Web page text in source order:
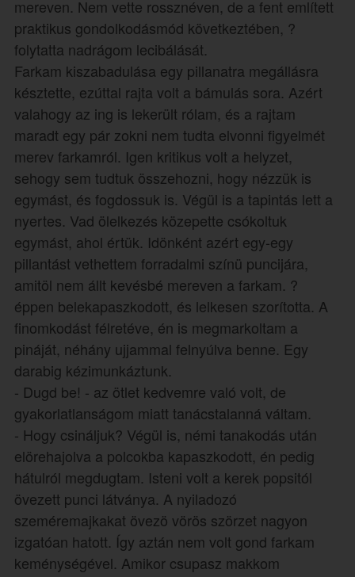
mereven. Nem vette rossznéven, de a fent említett
praktikus gondolkodásmód következtében, ?
folytatta nadrágom lecibálását.
Farkam kiszabadulása egy pillanatra megállásra
késztette, ezúttal rajta volt a bámulás sora. Azért
valahogy az ing is lekerült rólam, és a rajtam
maradt egy pár zokni nem tudta elvonni figyelmét
merev farkamról. Igen kritikus volt a helyzet,
sehogy sem tudtuk összehozni, hogy nézzük is
egymást, és fogdossuk is. Végül is a tapintás lett a
nyertes. Vad ölelkezés közepette csókoltuk
egymást, ahol értük. Idönként azért egy-egy
pillantást vethettem forradalmi színü puncijára,
amitöl nem állt kevésbé mereven a farkam. ?
éppen belekapaszkodott, és lelkesen szorította. A
finomkodást félretéve, én is megmarkoltam a
pináját, néhány ujjammal felnyúlva benne. Egy
darabig kézimunkáztunk.
- Dugd be! - az ötlet kedvemre való volt, de
gyakorlatlanságom miatt tanácstalanná váltam.
- Hogy csináljuk? Végül is, némi tanakodás után
elörehajolva a polcokba kapaszkodott, én pedig
hátulról megdugtam. Isteni volt a kerek popsitól
övezett punci látványa. A nyiladozó
szeméremajkakat övezö vörös szörzet nagyon
izgatóan hatott. Így aztán nem volt gond farkam
keménységével. Amikor csupasz makkom